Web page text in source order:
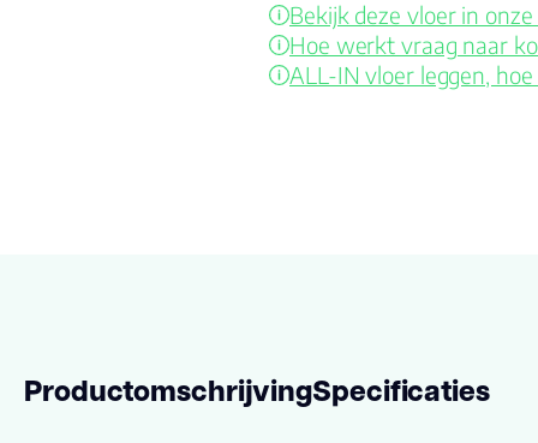
Bekijk deze vloer in
Hoe werkt vraag naar
ALL-IN vloer leggen,
ProductomschrijvingSpecificaties